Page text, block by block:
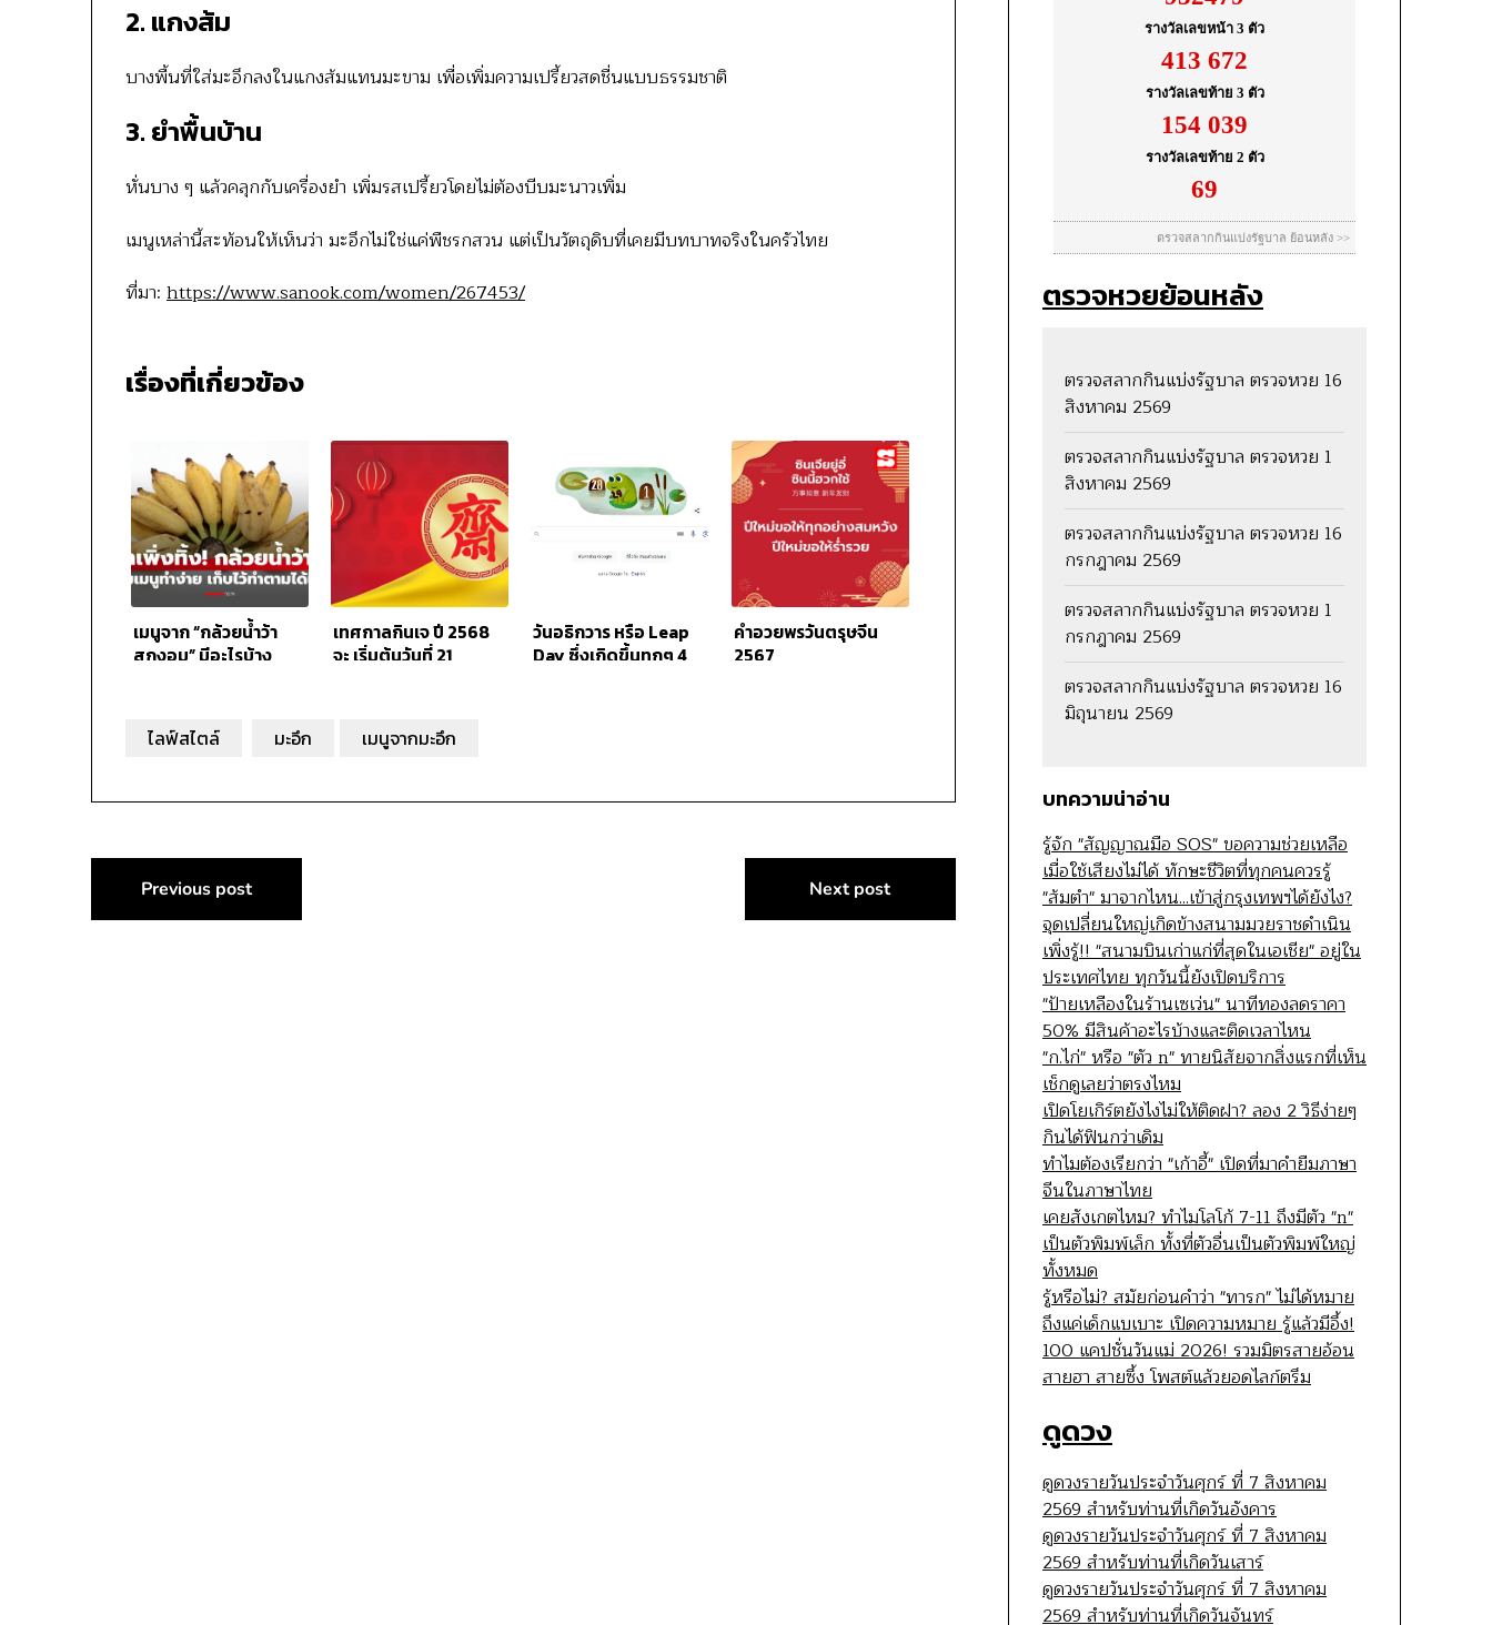
2. แกงส้ม
บางพื้นที่ใส่มะอึกลงในแกงส้มแทนมะขาม เพื่อเพิ่มความเปรี้ยวสดชื่นแบบธรรมชาติ
3. ยำพื้นบ้าน
หั่นบาง ๆ แล้วคลุกกับเครื่องยำ เพิ่มรสเปรี้ยวโดยไม่ต้องบีบมะนาวเพิ่ม
เมนูเหล่านี้สะท้อนให้เห็นว่า มะอึกไม่ใช่แค่พืชรกสวน แต่เป็นวัตถุดิบที่เคยมีบทบาทจริงในครัวไทย
ที่มา: https://www.sanook.com/women/267453/
เรื่องที่เกี่ยวข้อง
เมนูจาก “กล้วยน้ำว้า
สุกงอม” มีอะไรบ้าง
เทศกาลกินเจ ปี 2568
จะ เริ่มต้นวันที่ 21
วันอธิกวาร หรือ Leap
Day ซึ่งเกิดขึ้นทุกๆ 4
คำอวยพรวันตรุษจีน
2567
ไลฟ์สไตล์ มะอึก เมนูจากมะอึก
แนะแนว
เรื่อง
Previous post Next post
ตรวจหวยย้อนหลัง
ตรวจสลากกินแบ่งรัฐบาล ตรวจหวย 16
สิงหาคม 2569
ตรวจสลากกินแบ่งรัฐบาล ตรวจหวย 1
สิงหาคม 2569
ตรวจสลากกินแบ่งรัฐบาล ตรวจหวย 16
กรกฎาคม 2569
ตรวจสลากกินแบ่งรัฐบาล ตรวจหวย 1
กรกฎาคม 2569
ตรวจสลากกินแบ่งรัฐบาล ตรวจหวย 16
มิถุนายน 2569
บทความน่าอ่าน
รู้จัก "สัญญาณมือ SOS" ขอความช่วยเหลือ
เมื่อใช้เสียงไม่ได้ ทักษะชีวิตที่ทุกคนควรรู้
"ส้มตำ" มาจากไหน...เข้าสู่กรุงเทพฯได้ยังไง?
จุดเปลี่ยนใหญ่เกิดข้างสนามมวยราชดำเนิน
เพิ่งรู้!! "สนามบินเก่าแก่ที่สุดในเอเชีย" อยู่ใน
ประเทศไทย ทุกวันนี้ยังเปิดบริการ
"ป้ายเหลืองในร้านเซเว่น" นาทีทองลดราคา
50% มีสินค้าอะไรบ้างและติดเวลาไหน
"ก.ไก่" หรือ "ตัว n" ทายนิสัยจากสิ่งแรกที่เห็น
เช็กดูเลยว่าตรงไหม
เปิดโยเกิร์ตยังไงไม่ให้ติดฝา? ลอง 2 วิธีง่ายๆ
กินได้ฟินกว่าเดิม
ทำไมต้องเรียกว่า "เก้าอี้" เปิดที่มาคำยืมภาษา
จีนในภาษาไทย
เคยสังเกตไหม? ทำไมโลโก้ 7-11 ถึงมีตัว "n"
เป็นตัวพิมพ์เล็ก ทั้งที่ตัวอื่นเป็นตัวพิมพ์ใหญ่
ทั้งหมด
รู้หรือไม่? สมัยก่อนคำว่า "ทารก" ไม่ได้หมาย
ถึงแค่เด็กแบเบาะ เปิดความหมาย รู้แล้วมีอึ้ง!
100 แคปชั่นวันแม่ 2026! รวมมิตรสายอ้อน
สายฮา สายซึ้ง โพสต์แล้วยอดไลก์ตรึม
ดูดวง
ดูดวงรายวันประจำวันศุกร์ ที่ 7 สิงหาคม
2569 สำหรับท่านที่เกิดวันอังคาร
ดูดวงรายวันประจำวันศุกร์ ที่ 7 สิงหาคม
2569 สำหรับท่านที่เกิดวันเสาร์
ดูดวงรายวันประจำวันศุกร์ ที่ 7 สิงหาคม
2569 สำหรับท่านที่เกิดวันจันทร์